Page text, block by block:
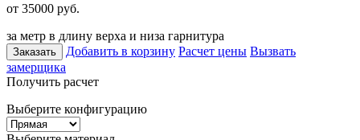
от 35000 руб.
за метр в длину верха и низа гарнитура
Заказать Добавить в корзину Расчет цены Вызвать
замерщика
Получить расчет
Выберите конфигурацию